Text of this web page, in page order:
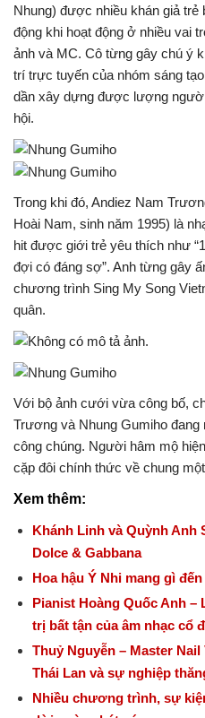
Nhung) được nhiều khán giả trẻ
động khi hoạt động ở nhiều vai
ảnh và MC. Cô từng gây chú ý
trí trực tuyến của nhóm sáng
dần xây dựng được lượng
hội.
Trong khi đó, Andiez Nam
Hoài Nam, sinh năm 1995) là
hit được giới trẻ yêu thích như
đợi có đáng sợ”. Anh từng gây
chương trình Sing My Song
quân.
Với bộ ảnh cưới vừa công bố,
Trương và Nhung Gumiho đang
công chúng. Người hâm mộ
cặp đôi chính thức về chung
Xem thêm:
Khánh Linh và Quỳnh Anh
Dolce & Gabbana
Hoa hậu Ý Nhi mang gì
Pianist Hoàng Quốc Anh –
trị bất tận của âm nhạc cổ
Thuỷ Nguyễn – Master
Thái Lan và sự nghiệp
Nhiều chương trình, sự